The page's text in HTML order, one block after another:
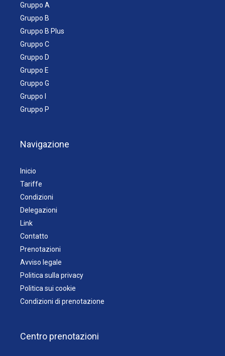
Gruppo A
Gruppo B
Gruppo B Plus
Gruppo C
Gruppo D
Gruppo E
Gruppo G
Gruppo I
Gruppo P
Navigazione
Inicio
Tariffe
Condizioni
Delegazioni
Link
Contatto
Prenotazioni
Avviso legale
Politica sulla privacy
Politica sui cookie
Condizioni di prenotazione
Centro prenotazioni